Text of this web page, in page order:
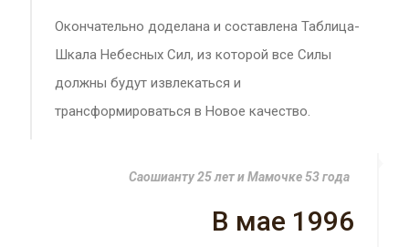
Окончательно доделана и составлена Таблица-
Шкала Небесных Сил, из которой все Силы
должны будут извлекаться и
трансформироваться в Новое качество.
Саошианту 25 лет и Мамочке 53 года
В мае 1996